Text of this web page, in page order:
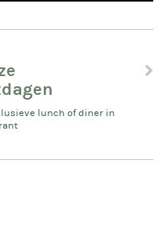
lunch of diner in